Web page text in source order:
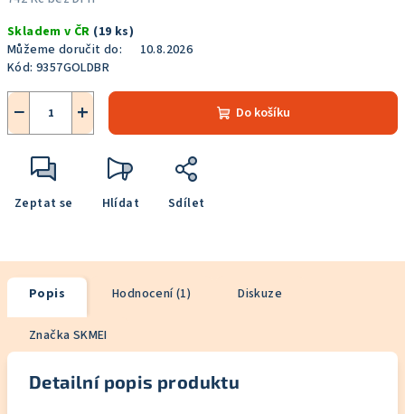
cena:
Skladem v ČR (19 ks)
Můžeme doručit do:
10.8.2026
Kód: 9357GOLDBR
+
− Do košíku
Zeptat se Hlídat Sdílet
Popis Hodnocení (1) Diskuze
Značka SKMEI
Detailní popis produktu